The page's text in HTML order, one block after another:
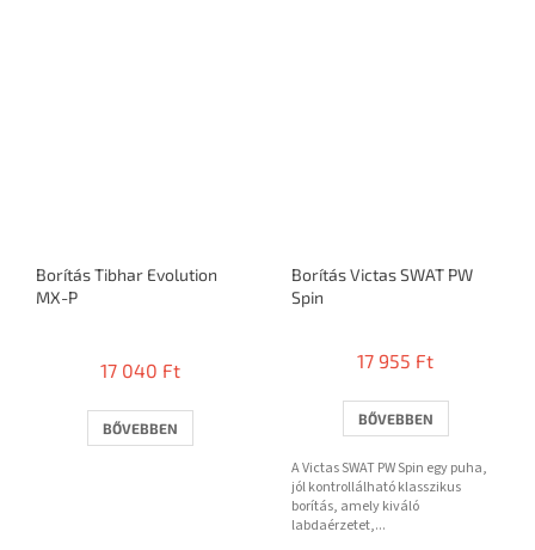
Borítás Tibhar Evolution
MX-P
átlagos
5-
ből
17 040 Ft
BŐVEBBEN
Borítás Victas SWAT PW
Spin
17 955 Ft
BŐVEBBEN
A Victas SWAT PW Spin egy puha,
jól kontrollálható klasszikus
borítás, amely kiváló
labdaérzetet,...